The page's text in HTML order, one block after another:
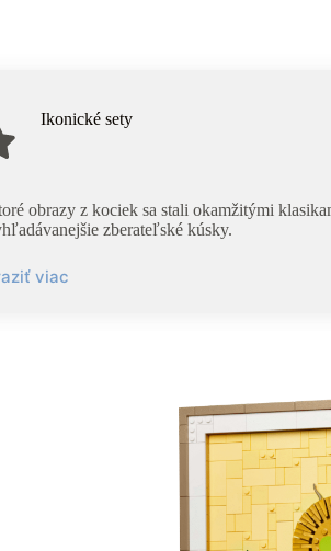
Ikonické sety
obrazy z kociek sa stali okamžitými
zberateľské kúsky.⁠
viac